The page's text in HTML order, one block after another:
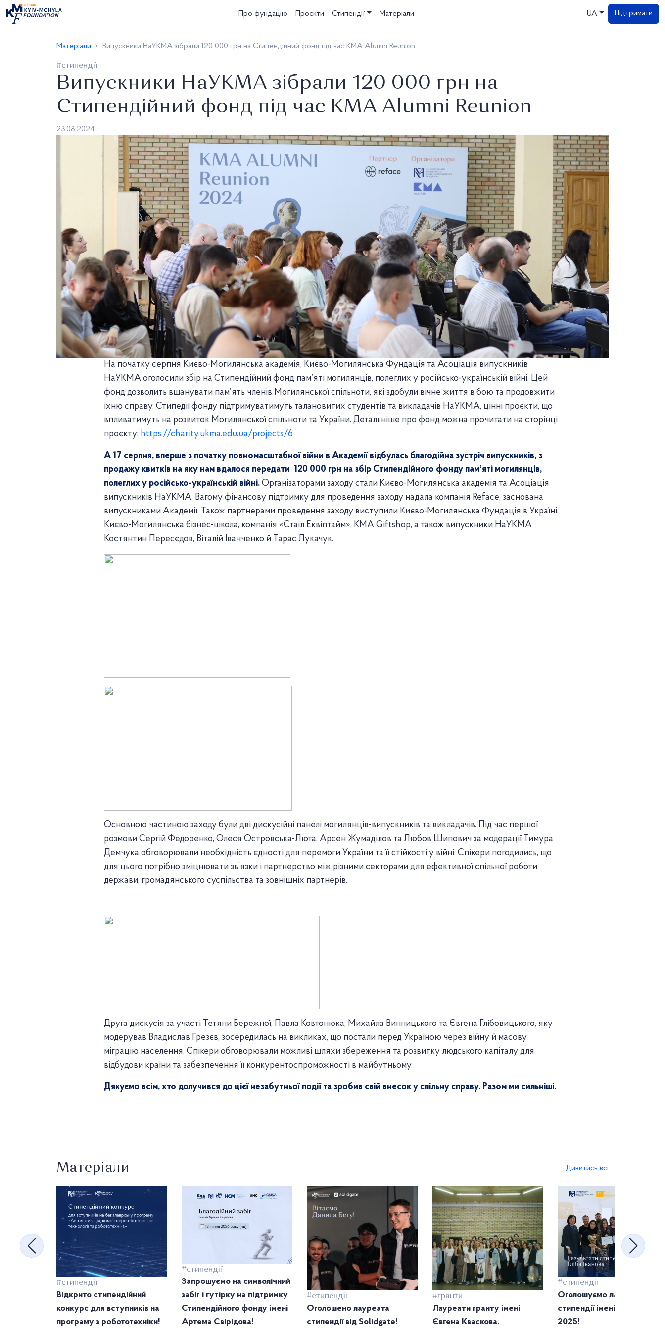
Про фундацію Проєкти Стипендії Матеріали UA Підтримати
Матеріали Випускники НаУКМА зібрали 120 000 грн на Стипендійний фонд під час KMA Alumni Reunion
#стипендії
Випускники НаУКМА зібрали 120 000 грн на
Стипендійний фонд під час KMA Alumni Reunion
23.08.2024
На початку серпня Києво-Могилянська академія, Києво-Могилянська Фундація та Асоціація випускників
НаУКМА оголосили збір на Стипендійний фонд памʼяті могилянців, полеглих у російсько-українській війні. Цей
фонд дозволить вшанувати памʼять членів Могилянської спільноти, які здобули вічне життя в бою та продовжити
їхню справу. Стипедії фонду підтримуватимуть талановитих студентів та викладачів НаУКМА, цінні проєкти, що
впливатимуть на розвиток Могилянської спільноти та України. Детальніше про фонд можна прочитати на сторінці
проєкту: https://charity.ukma.edu.ua/projects/6
А 17 серпня, вперше з початку повномасштабної війни в Академії відбулась благодійна зустріч випускників, з
продажу квитків на яку нам вдалося передати 120 000 грн на збір Стипендійного фонду памʼяті могилянців,
полеглих у російсько-українській війні. Організаторами заходу стали Києво-Могилянська академія та Асоціація
випускників НаУКМА. Вагому фінансову підтримку для проведення заходу надала компанія Reface, заснована
випускниками Академії. Також партнерами проведення заходу виступили Києво-Могилянська Фундація в Україні,
Києво-Могилянська бізнес-школа, компанія «Стаіл Еквіптайм», KMA Giftshop, а також випускники НаУКМА
Костянтин Пересєдов, Віталій Іванченко й Тарас Лукачук.
Основною частиною заходу були дві дискусійні панелі могилянців-випускників та викладачів. Під час першої
розмови Сергій Федоренко, Олеся Островська-Люта, Арсен Жумаділов та Любов Шипович за модерації Тимура
Демчука обговорювали необхідність єдності для перемоги України та її стійкості у війні. Спікери погодились, що
для цього потрібно зміцнювати зв’язки і партнерство між різними секторами для ефективної спільної роботи
держави, громадянського суспільства та зовнішніх партнерів.
Друга дискусія за участі Тетяни Бережної, Павла Ковтонюка, Михайла Винницького та Євгена Глібовицького, яку
модерував Владислав Грезєв, зосередилась на викликах, що постали перед Україною через війну й масову
міграцію населення. Спікери обговорювали можливі шляхи збереження та розвитку людського капіталу для
відбудови країни та забезпечення її конкурентоспроможності в майбутньому.
Дякуємо всім, хто долучився до цієї незабутньої події та зробив свій внесок у спільну справу. Разом ми сильніші.
Матеріали Дивитись всі
#стипендії
Відкрито стипендійний
конкурс для вступників на
програму з робототехніки!
#стипендії
Запрошуємо на символічний
забіг і гутірку на підтримку
Стипендійного фонду імені
Артема Свірідова!
#стипендії
Оголошено лауреата
стипендії від Solidgate!
#гранти
Лауреати гранту імені
Євгена Кваскова.
#стипендії
Оголошуємо лауреаток
стипендії імені Гліба
2025!